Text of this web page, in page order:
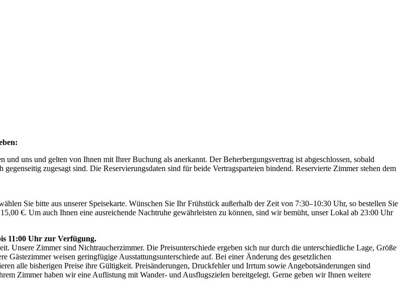
uns und gelten von Ihnen mit Ihrer Buchung als anerkannt. Der Beherbergungsvertrag ist abgeschlossen, sobald
zugesagt sind. Die Reservierungsdaten sind für beide Vertragsparteien bindend. Reservierte Zimmer stehen dem
Sie bitte aus unserer Speisekarte. Wünschen Sie Ihr Frühstück außerhalb der Zeit von 7:30–10:30 Uhr, so bestellen Sie
€. Um auch Ihnen eine ausreichende Nachtruhe gewährleisten zu können, sind wir bemüht, unser Lokal ab 23:00 Uhr
11:00 Uhr zur Verfügung.
Unsere Zimmer sind Nichtraucherzimmer. Die Preisunterschiede ergeben sich nur durch die unterschiedliche Lage, Größe
weisen geringfügige Ausstattungsunterschiede auf. Bei einer Änderung des gesetzlichen
alle bisherigen Preise ihre Gültigkeit. Preisänderungen, Druckfehler und Irrtum sowie Angebotsänderungen sind
Zimmer haben wir eine Auflistung mit Wander- und Ausflugszielen bereitgelegt. Gerne geben wir Ihnen weitere